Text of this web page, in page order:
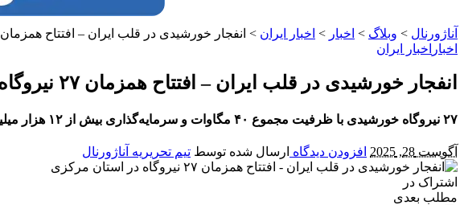
آناژورنال > وبلاگ > اخبار > اخبار ایران > انفجار خورشیدی در قلب ایران – افتتاح همزمان ۲۷ نیروگاه در استان مرکزی
اخبار اخبار ایران
انفجار خورشیدی در قلب ایران – افتتاح همزمان ۲۷ نیروگاه در استان مرکزی
۲۷ نیروگاه خورشیدی با ظرفیت مجموع ۴۰ مگاوات و سرمایه‌گذاری بیش از ۱۲ هزار میلیارد ریال، همزمان با سفر وزیر کشور به استان مرکزی افتتاح شد.
آگوست 28, 2025 افزودن دیدگاه ارسال شده توسط تیم تحریریه آناژورنال
اشتراک در
مطلب بعدی